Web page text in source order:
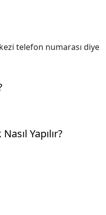
telefon numarası diye
Yapılır?